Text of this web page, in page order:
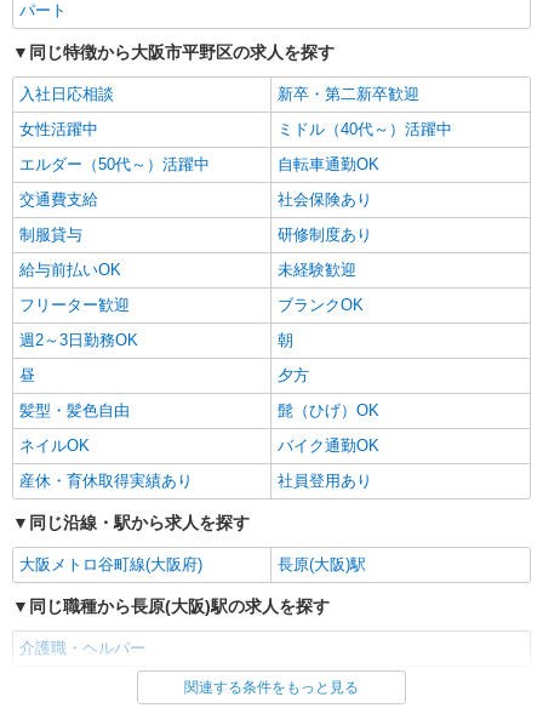
パート
同じ特徴から大阪市平野区の求人を探す
入社日応相談
新卒・第二新卒歓迎
女性活躍中
ミドル（40代～）活躍中
エルダー（50代～）活躍中
自転車通勤OK
交通費支給
社会保険あり
制服貸与
研修制度あり
給与前払いOK
未経験歓迎
フリーター歓迎
ブランクOK
週2～3日勤務OK
朝
昼
夕方
髪型・髪色自由
髭（ひげ）OK
ネイルOK
バイク通勤OK
産休・育休取得実績あり
社員登用あり
同じ沿線・駅から求人を探す
大阪メトロ谷町線(大阪府) 長原(大阪)駅
同じ職種から長原(大阪)駅の求人を探す
介護職・ヘルパー
同じ雇用形態から長原(大阪)駅の求人を探す
関連する条件をもっと見る